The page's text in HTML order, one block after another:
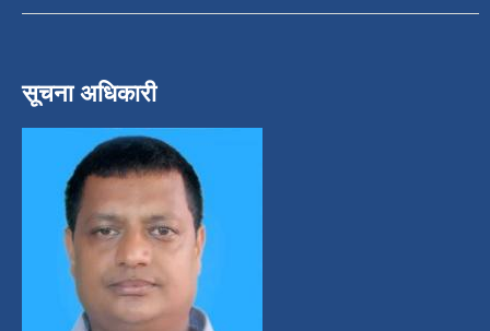
सूचना अधिकारी